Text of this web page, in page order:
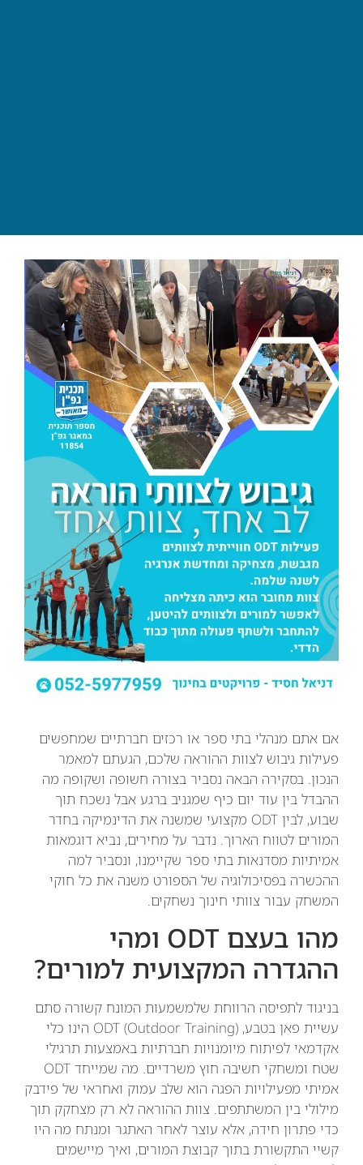
אם אתם מנהלי בתי ספר או רכזים חברתיים שמחפשים
פעילות גיבוש לצוות ההוראה שלכם, הגעתם למאמר
הנכון. בסקירה הבאה נסביר בצורה חשופה ושקופה מה
ההבדל בין עוד יום כיף שמגניב ברגע אבל נשכח תוך
שבוע, לבין ODT מקצועי שמשנה את הדינמיקה בחדר
המורים לטווח הארוך. נדבר על מחירים, נביא דוגמאות
אמיתיות מסדנאות בתי ספר שקיימנו, ונסביר למה
ההכשרה בפסיכולוגיה של הספורט משנה את כל חוקי
המשחק עבור צוותי חינוך נשחקים.
מהו בעצם ODT ומהי
ההגדרה המקצועית למורים?
בניגוד לתפיסה הרווחת שלמשמעות המונח קשורה סתם
עשיית פאן בטבע, ODT (Outdoor Training) הינו כלי
אקדמאי לפיתוח מיומנויות חברתיות באמצעות תרגילי
שטח ומשחקי חשיבה חוץ משרדיים. מה שמייחד ODT
אמיתי מפעילויות הפגה הוא שלב עמוק ואחראי של פידבק
מילולי בין המשתתפים. צוות ההוראה לא רק מצחקק תוך
כדי פתרון חידה, אלא עוצר לאחר האתגר ומנתח מה היו
קשיי התקשורת בתוך קבוצת המורים, ואיך מיישמים